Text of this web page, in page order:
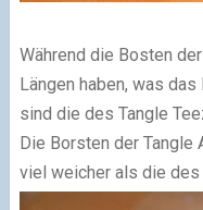
Während die Bosten
Längen haben, was das
sind die des Tangle
Die Borsten der Tangle
viel weicher als die des